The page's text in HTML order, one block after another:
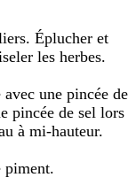
Éplucher et
les herbes.
une pincée de
pincée de sel lors
à mi-hauteur.
piment.